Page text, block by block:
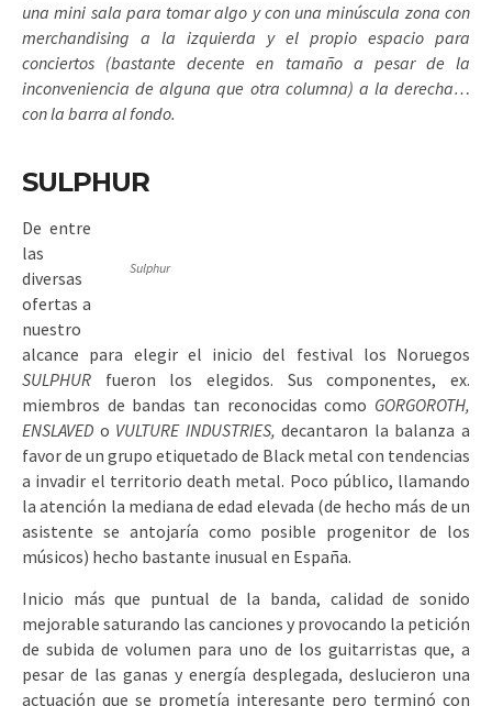
una mini sala para tomar algo y con una minúscula zona con
merchandising a la izquierda y el propio espacio para
conciertos (bastante decente en tamaño a pesar de la
inconveniencia de alguna que otra columna) a la derecha…
con la barra al fondo.
SULPHUR
Sulphur
De entre
las
diversas
ofertas a
nuestro
alcance para elegir el inicio del festival los Noruegos
SULPHUR fueron los elegidos. Sus componentes, ex.
miembros de bandas tan reconocidas como GORGOROTH,
ENSLAVED o VULTURE INDUSTRIES, decantaron la balanza a
favor de un grupo etiquetado de Black metal con tendencias
a invadir el territorio death metal. Poco público, llamando
la atención la mediana de edad elevada (de hecho más de un
asistente se antojaría como posible progenitor de los
músicos) hecho bastante inusual en España.
Inicio más que puntual de la banda, calidad de sonido
mejorable saturando las canciones y provocando la petición
de subida de volumen para uno de los guitarristas que, a
pesar de las ganas y energía desplegada, deslucieron una
actuación que se prometía interesante pero terminó con